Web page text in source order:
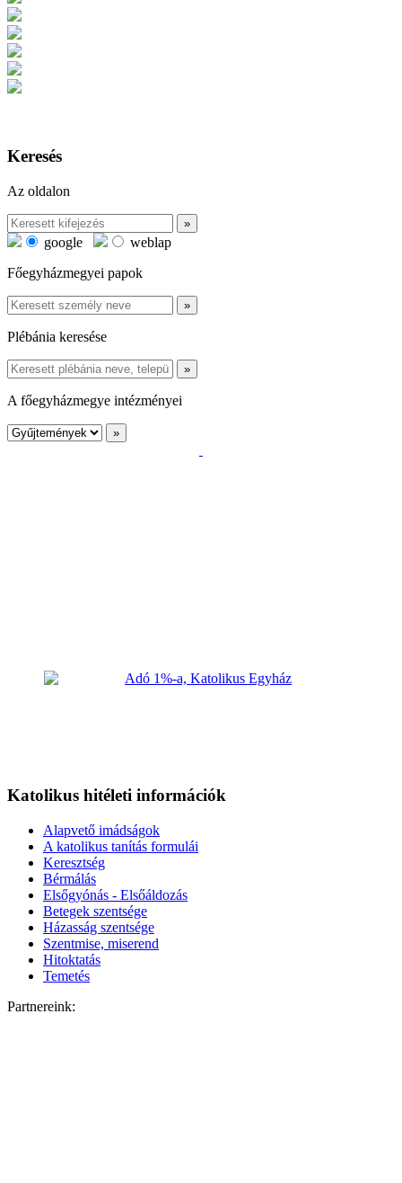
Keresés
Az oldalon
google
weblap
Főegyházmegyei papok
Plébánia keresése
A főegyházmegye intézményei
Katolikus hitéleti információk
Alapvető imádságok
A katolikus tanítás formulái
Keresztség
Bérmálás
Elsőgyónás - Elsőáldozás
Betegek szentsége
Házasság szentsége
Szentmise, miserend
Hitoktatás
Temetés
Partnereink: